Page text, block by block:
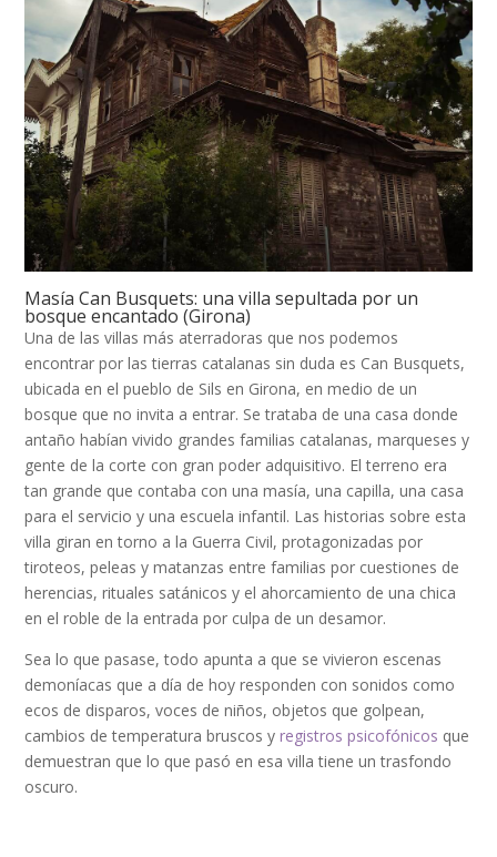
Masía Can Busquets: una villa sepultada por un
bosque encantado (Girona)
Una de las villas más aterradoras que nos podemos
encontrar por las tierras catalanas sin duda es Can Busquets,
ubicada en el pueblo de Sils en Girona, en medio de un
bosque que no invita a entrar. Se trataba de una casa donde
antaño habían vivido grandes familias catalanas, marqueses y
gente de la corte con gran poder adquisitivo. El terreno era
tan grande que contaba con una masía, una capilla, una casa
para el servicio y una escuela infantil. Las historias sobre esta
villa giran en torno a la Guerra Civil, protagonizadas por
tiroteos, peleas y matanzas entre familias por cuestiones de
herencias, rituales satánicos y el ahorcamiento de una chica
en el roble de la entrada por culpa de un desamor.
Sea lo que pasase, todo apunta a que se vivieron escenas
demoníacas que a día de hoy responden con sonidos como
ecos de disparos, voces de niños, objetos que golpean,
cambios de temperatura bruscos yregistros psicofónicos que
demuestran que lo que pasó en esa villa tiene un trasfondo
oscuro.